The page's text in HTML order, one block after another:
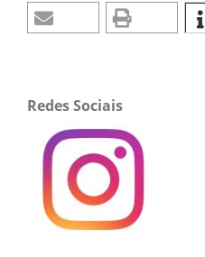
Redes Sociais